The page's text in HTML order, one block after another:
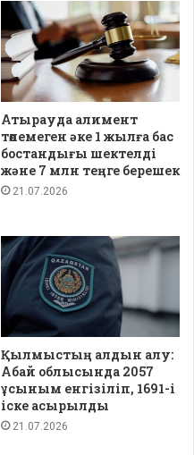
Атырауда алимент
төлемеген әке 1 жылға бас
бостандығы шектелді
және 7 млн теңге берешек
21.07.2026
Қылмыстың алдын алу:
Абай облысында 2057
ұсыным енгізіліп, 1691-і
іске асырылды
21.07.2026